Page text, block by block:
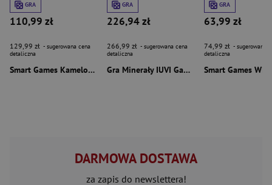
GRA
110,99 zł
129,99 zł - sugerowana cena
detaliczna
Smart Games Kamelot Junior (PL) IUVI Games
GRA
226,94 zł
266,99 zł - sugerowana cena
detaliczna
Gra Minerały IUVI Games
GRA
63,99 zł
74,99 zł - sugerowana
detaliczna
DARMOWA DOSTAWA
za zapis do newslettera!